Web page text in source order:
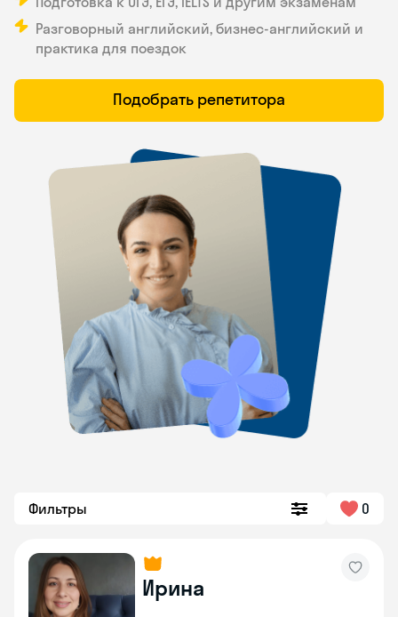
Разговорный английский, бизнес-английский и
практика для поездок
Подобрать репетитора
Фильтры 0
Ирина